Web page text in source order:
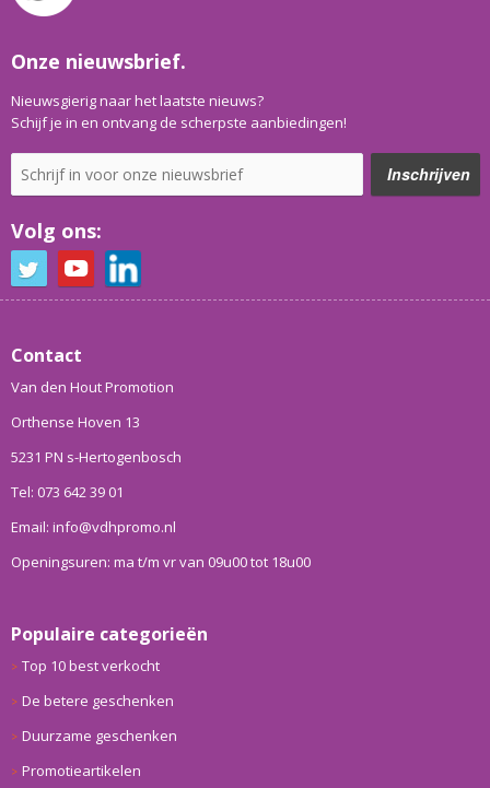
Onze nieuwsbrief.
Nieuwsgierig naar het laatste nieuws?
Schijf je in en ontvang de scherpste aanbiedingen!
Volg ons:
Contact
Van den Hout Promotion
Orthense Hoven 13
5231 PN s-Hertogenbosch
Tel: 073 642 39 01
Email: info@vdhpromo.nl
Openingsuren: ma t/m vr van 09u00 tot 18u00
Populaire categorieën
Top 10 best verkocht
De betere geschenken
Duurzame geschenken
Promotieartikelen